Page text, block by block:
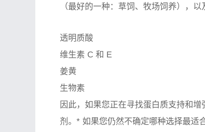
（最好的一种：草饲、牧场饲养），以
透明质酸
维生素 C 和 E
姜黄
生物素
因此，如果您正在寻找蛋白质支持和
剂。* 如果您仍然不确定哪种选择最适